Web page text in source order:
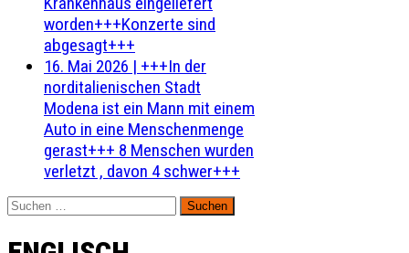
worden+++Konzerte sind
abgesagt+++
16. Mai 2026 | +++In der
norditalienischen Stadt
Modena ist ein Mann mit einem
Auto in eine Menschenmenge
gerast+++ 8 Menschen wurden
verletzt , davon 4 schwer+++
Suchen
nach: